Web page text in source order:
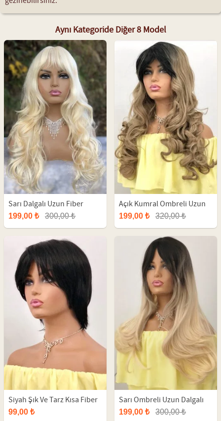
Aynı Kategoride Diğer 8 Model
Sarı Dalgalı Uzun Fiber
Peruk
199,00 ₺ 300,00 ₺
Açık Kumral Ombreli Uzun
Fiber Peruk
199,00 ₺ 320,00 ₺
Siyah Şık Ve Tarz Kısa Fiber
Sentetik Peruk
99,00 ₺
Sarı Ombreli Uzun Dalgalı
Fiber Peruk
199,00 ₺ 300,00 ₺